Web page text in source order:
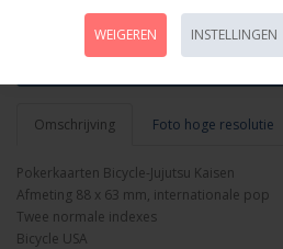
Bestellen
Omschrijving Foto hoge resolutie
Pokerkaarten Bicycle-Jujutsu Kaisen
Afmeting 88 x 63 mm, internationale pop
Twee normale indexes
Bicycle USA
WEIGEREN INSTELLINGEN